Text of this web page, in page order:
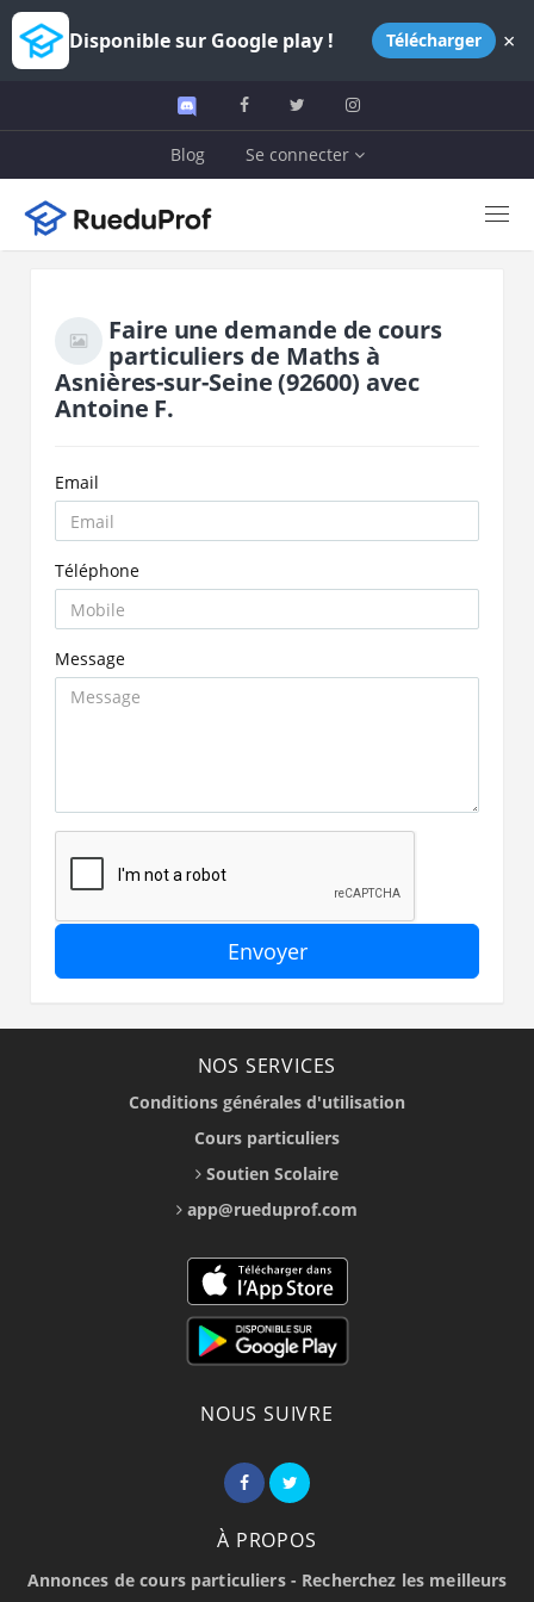
Disponible sur Google play ! Télécharger ×
Blog Se connecter
Faire une demande de cours
particuliers de Mathsà
Asnières-sur-Seine(92600) avec
Antoine F.
Email
Téléphone
Message
Envoyer
NOS SERVICES
Conditions générales d'utilisation
Cours particuliers
Soutien Scolaire
app@rueduprof.com
NOUS SUIVRE
À PROPOS
Annonces de cours particuliers - Recherchez les meilleurs